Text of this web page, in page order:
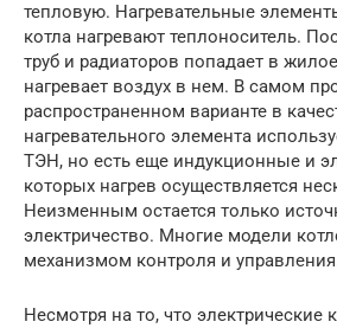
тепловую. Нагревательные
котла нагревают теплоноситель.
труб и радиаторов попадает в
нагревает воздух в нем. В самом
распространенном варианте в
нагревательного элемента
ТЭН, но есть еще индукционные и
которых нагрев осуществляется
Неизменным остается только
электричество. Многие модели
механизмом контроля и
Несмотря на то, что электрические